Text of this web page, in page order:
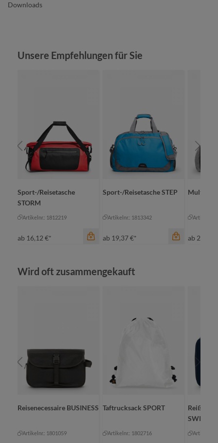
Downloads
Produktgalerie überspringen
Unsere Empfehlungen für Sie
Sport-/Reisetasche
STORM
Artikelnr.: 1812219
ab 16,12 €*
Sport-/Reisetasche STEP
Artikelnr.: 1813342
ab 19,37 €*
Multibag
Artikelnr.:
ab 29,34
Farbe
Produktgalerie überspringen
Wird oft zusammengekauft
Reisenecessaire BUSINESS
Artikelnr.: 1801059
Taftrucksack SPORT
Artikelnr.: 1802716
SWITCH
Artikelnr.: